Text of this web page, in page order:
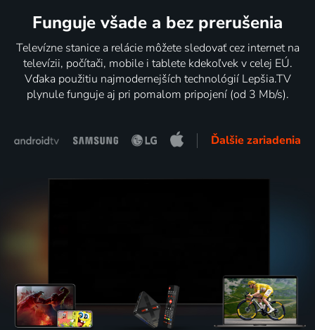
Funguje všade a bez prerušenia
Televízne stanice a relácie môžete sledovať cez internet na
televízii, počítači, mobile i tablete kdekoľvek v celej EÚ.
Vďaka použitiu najmodernejších technológií Lepšia.TV
plynule funguje aj pri pomalom pripojení (od 3 Mb/s).
Ďalšie zariadenia